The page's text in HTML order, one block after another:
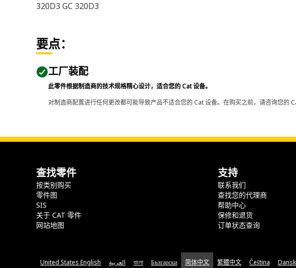
320D3 GC 320D3
要点：
工厂装配
此零件根据制造商的技术规格精心设计，适合您的 Cat 设备。
对制造商配置进行任何更改都可能导致产品不适合您的 Cat 设备。在购买之前，请咨询您
查找零件
按类别购买
零件图
SIS
关于 CAT 零件
网站地图
支持
联系我们
查找您的代理商
帮助中心
保修和退货
订单状态查询
United States English العربية বাংলা Български 简体中文 繁體中文 Čeština Dansk